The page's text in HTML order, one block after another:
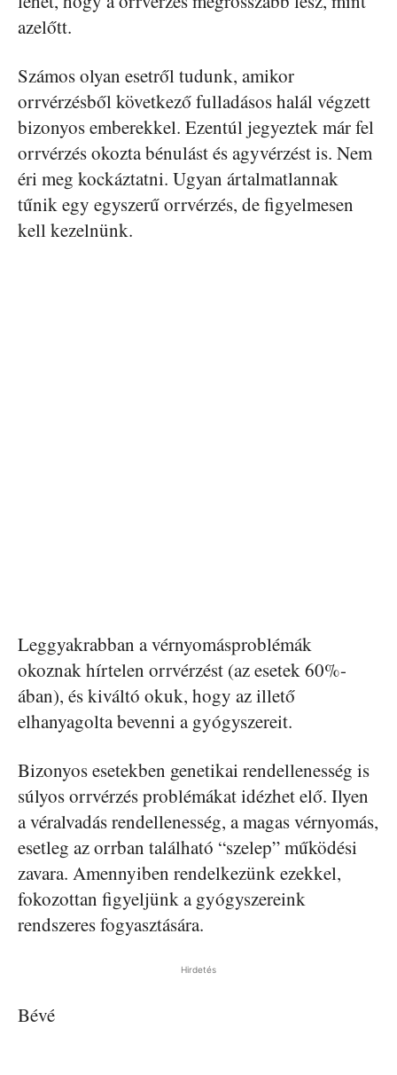
azelőtt.
Számos olyan esetről tudunk, amikor
orrvérzésből következő fulladásos halál végzett
bizonyos emberekkel. Ezentúl jegyeztek már fel
orrvérzés okozta bénulást és agyvérzést is. Nem
éri meg kockáztatni. Ugyan ártalmatlannak
tűnik egy egyszerű orrvérzés, de figyelmesen
kell kezelnünk.
Leggyakrabban a vérnyomásproblémák
okoznak hírtelen orrvérzést (az esetek 60%-
ában), és kiváltó okuk, hogy az illető
elhanyagolta bevenni a gyógyszereit.
Bizonyos esetekben genetikai rendellenesség is
súlyos orrvérzés problémákat idézhet elő. Ilyen
a véralvadás rendellenesség, a magas vérnyomás,
esetleg az orrban található “szelep” működési
zavara. Amennyiben rendelkezünk ezekkel,
fokozottan figyeljünk a gyógyszereink
rendszeres fogyasztására.
Hirdetés
Bévé